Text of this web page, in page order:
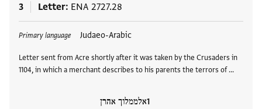
3 Letter ENA 2727.28
Primary language Judaeo-Arabic
Letter sent from Acre shortly after it was taken by the Crusaders in
1104, in which a merchant describes to his parents the terrors of …
אלממלוך אהרן
Tags